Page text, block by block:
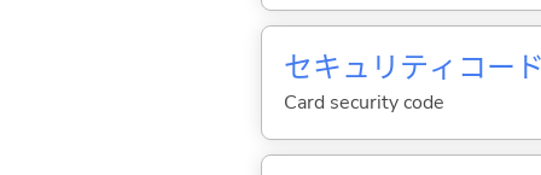
セキュリティコード
Card security code